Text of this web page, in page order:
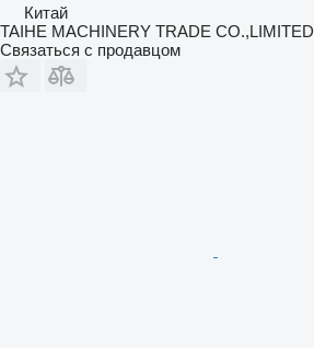
Китай
TAIHE MACHINERY TRADE CO.,LIMITED
Связаться с продавцом